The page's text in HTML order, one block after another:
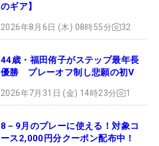
のギア】
2026年8月6日 (木) 08時55分 32
44歳・福田侑子がステップ最年長
優勝 プレーオフ制し悲願の初V
2026年7月31日 (金) 14時23分 1
8－9月のプレーに使える！対象コ
ース2,000円分クーポン配布中！